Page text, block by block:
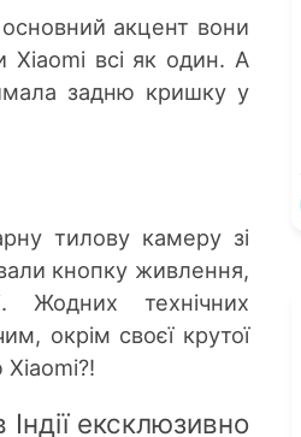
акцент вони
Xiaomi всі як один. А
задню кришку у
тилову камеру зі
кнопку живлення,
Жодних технічних
окрім своєї крутої
Xiaomi?!
ексклюзивно